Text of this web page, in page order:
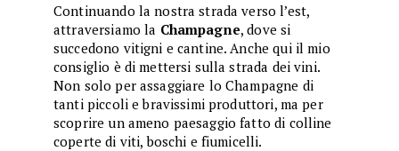
Continuando la nostra strada verso l’est,
attraversiamo la Champagne, dove si
succedono vitigni e cantine. Anche qui il mio
consiglio è di mettersi sulla strada dei vini.
Non solo per assaggiare lo Champagne di
tanti piccoli e bravissimi produttori, ma per
scoprire un ameno paesaggio fatto di colline
coperte di viti, boschi e fiumicelli.